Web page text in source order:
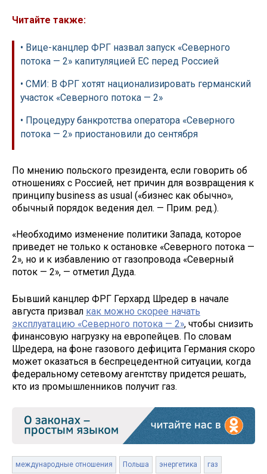
Читайте также:
• Вице-канцлер ФРГ назвал запуск «Северного
потока — 2» капитуляцией ЕС перед Россией
• СМИ: В ФРГ хотят национализировать германский
участок «Северного потока — 2»
• Процедуру банкротства оператора «Северного
потока — 2» приостановили до сентября
По мнению польского президента, если говорить об
отношениях с Россией, нет причин для возвращения к
принципу business as usual («бизнес как обычно»,
обычный порядок ведения дел. — Прим. ред.).
«Необходимо изменение политики Запада, которое
приведет не только к остановке «Северного потока —
2», но и к избавлению от газопровода «Северный
поток — 2», — отметил Дуда.
Бывший канцлер ФРГ Герхард Шредер в начале
августа призвал как можно скорее начать
эксплуатацию «Северного потока — 2», чтобы снизить
финансовую нагрузку на европейцев. По словам
Шредера, на фоне газового дефицита Германия скоро
может оказаться в беспрецедентной ситуации, когда
федеральному сетевому агентству придется решать,
кто из промышленников получит газ.
международные отношения Польша энергетика газ